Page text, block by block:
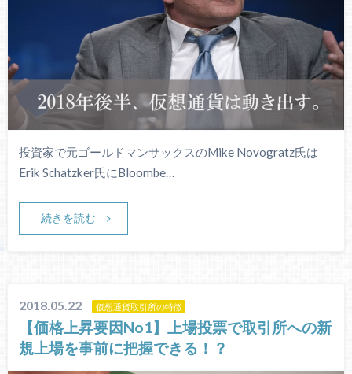
投資家で元ゴールドマンサックスのMike Novogratz氏は
Erik Schatzker氏にBloombe…
続きを読む
2018.05.22 仮想通貨取引所の特徴
【価格上昇要因No1】上場投票で取引所への新
規上場を事前に把握できる！？